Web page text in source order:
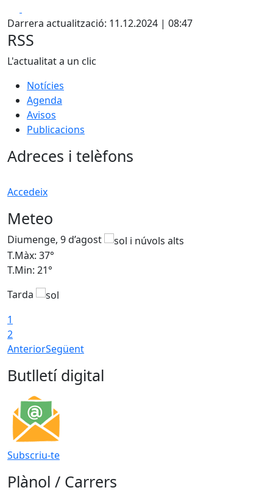
Darrera actualització: 11.12.2024 | 08:47
RSS
L'actualitat a un clic
Notícies
Agenda
Avisos
Publicacions
Adreces i telèfons
Accedeix
Meteo
Diumenge, 9 d’agost
T.Màx: 37°
T.Min: 21°
Tarda
1
2
AnteriorSegüent
Butlletí digital
Subscriu-te
Plànol / Carrers